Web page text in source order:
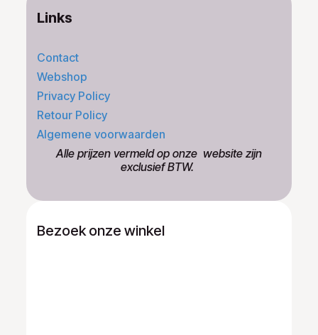
Links
Contact
Webshop
Privacy Policy
Retour Policy
Algemene voorwaarden
​Alle prijzen vermeld op onze ​website zijn
exclusief BTW.
Bezoek onze winkel